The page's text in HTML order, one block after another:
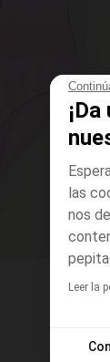
las
nos
Leer la